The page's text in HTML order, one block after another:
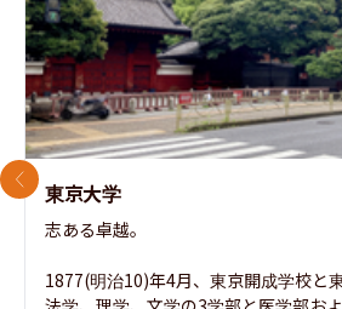
東京大学
志ある卓越。
1877(明治10)年4月、東京開成学校と
前のスライド